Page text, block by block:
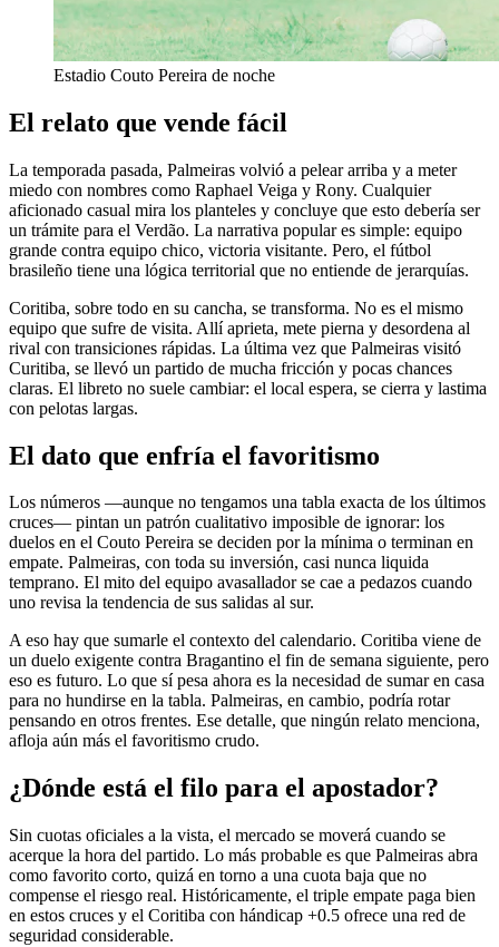
Estadio Couto Pereira de noche
El relato que vende fácil
La temporada pasada, Palmeiras volvió a pelear arriba y a meter
miedo con nombres como Raphael Veiga y Rony. Cualquier
aficionado casual mira los planteles y concluye que esto debería ser
un trámite para el Verdão. La narrativa popular es simple: equipo
grande contra equipo chico, victoria visitante. Pero, el fútbol
brasileño tiene una lógica territorial que no entiende de jerarquías.
Coritiba, sobre todo en su cancha, se transforma. No es el mismo
equipo que sufre de visita. Allí aprieta, mete pierna y desordena al
rival con transiciones rápidas. La última vez que Palmeiras visitó
Curitiba, se llevó un partido de mucha fricción y pocas chances
claras. El libreto no suele cambiar: el local espera, se cierra y lastima
con pelotas largas.
El dato que enfría el favoritismo
Los números —aunque no tengamos una tabla exacta de los últimos
cruces— pintan un patrón cualitativo imposible de ignorar: los
duelos en el Couto Pereira se deciden por la mínima o terminan en
empate. Palmeiras, con toda su inversión, casi nunca liquida
temprano. El mito del equipo avasallador se cae a pedazos cuando
uno revisa la tendencia de sus salidas al sur.
A eso hay que sumarle el contexto del calendario. Coritiba viene de
un duelo exigente contra Bragantino el fin de semana siguiente, pero
eso es futuro. Lo que sí pesa ahora es la necesidad de sumar en casa
para no hundirse en la tabla. Palmeiras, en cambio, podría rotar
pensando en otros frentes. Ese detalle, que ningún relato menciona,
afloja aún más el favoritismo crudo.
¿Dónde está el filo para el apostador?
Sin cuotas oficiales a la vista, el mercado se moverá cuando se
acerque la hora del partido. Lo más probable es que Palmeiras abra
como favorito corto, quizá en torno a una cuota baja que no
compense el riesgo real. Históricamente, el triple empate paga bien
en estos cruces y el Coritiba con hándicap +0.5 ofrece una red de
seguridad considerable.